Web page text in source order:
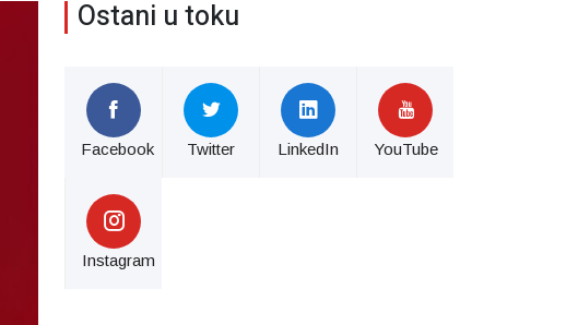
Ostani u toku
Facebook Twitter LinkedIn YouTube
Instagram